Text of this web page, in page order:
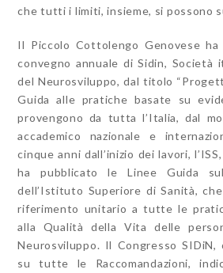
che tutti i limiti, insieme, si possono
Il Piccolo Cottolengo Genovese
convegno annuale di Sidin, Società
del Neurosviluppo, dal titolo
Guida alle pratiche basate su
provengono da tutta l’Italia, dal
accademico nazionale e
cinque anni dall’inizio dei lavori,
ha pubblicato le Linee Guida
dell’Istituto Superiore di Sanità,
riferimento unitario a tutte le
alla Qualità della Vita delle
Neurosviluppo. Il Congresso
su tutte le Raccomandazioni,